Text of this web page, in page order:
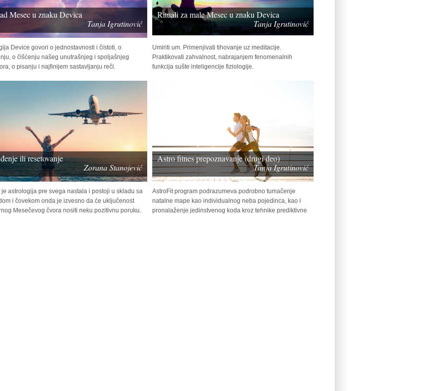
Mesec u znaku Devica
Tanja Igrutinović
Device govori o jednostavnosti i čistoti, o
o čišćenju našeg unutrašnjeg i spoljašnjeg
o pisanju i najfinijem sastavljanju reči.
Rituali za male Mesec u znaku Devica
Tanja Igrutinović
Umiriti um. Primenjivati tihovanje uz meditacije.
Praktikovati zahvalnost, nabrajanjem fenomenalnih
funkcija sušte inteligencije fiziologije.
ili resetovanje
Zorana Stanojević
je astrologija pre svega nastala i postoji u skladu sa
i čovekom onda je izvesno da će uključenost
Mesečevog čvora nositi neku pozitivnu poruku.
Astro fitnes prepoznavanje (drugi deo)
Tanja Igrutinović
AstroFit program podrazumeva podrobno tumačenje
natalne mape kao individualnog neba pojedinca, kao i
pronalaženje jedinstvenog koda kroz tehnike prediktivne